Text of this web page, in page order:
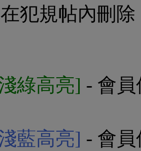
犯規帖內刪除
綠高亮] - 會
藍高亮] - 會